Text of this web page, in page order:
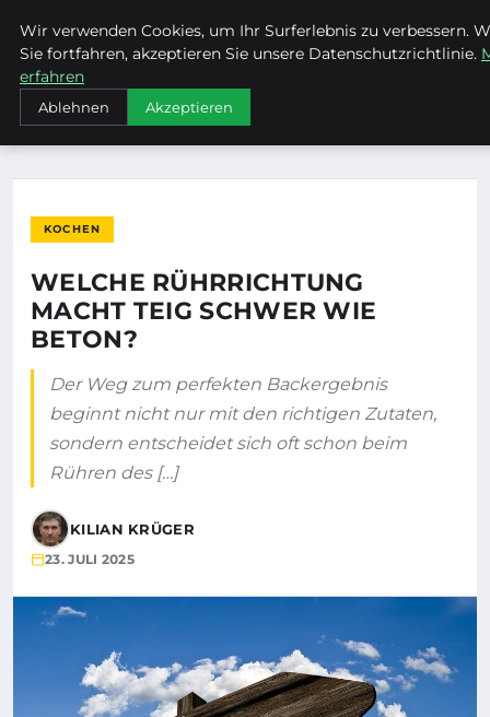
MTUCLUB
STARTSEITE
KOCHEN
WELCHE RÜHRRICHTUNG MACHT TEIG SCHWER WIE BETON?
KOCHEN
WELCHE RÜHRRICHTUNG
MACHT TEIG SCHWER WIE
BETON?
Der Weg zum perfekten Backergebnis
beginnt nicht nur mit den richtigen Zutaten,
sondern entscheidet sich oft schon beim
Rühren des […]
KILIAN KRÜGER
23. JULI 2025
Wir verwenden Cookies, um Ihr Surferlebnis zu verbessern.
Sie fortfahren, akzeptieren Sie unsere Datenschutzrichtlinie.
erfahren
Ablehnen Akzeptieren